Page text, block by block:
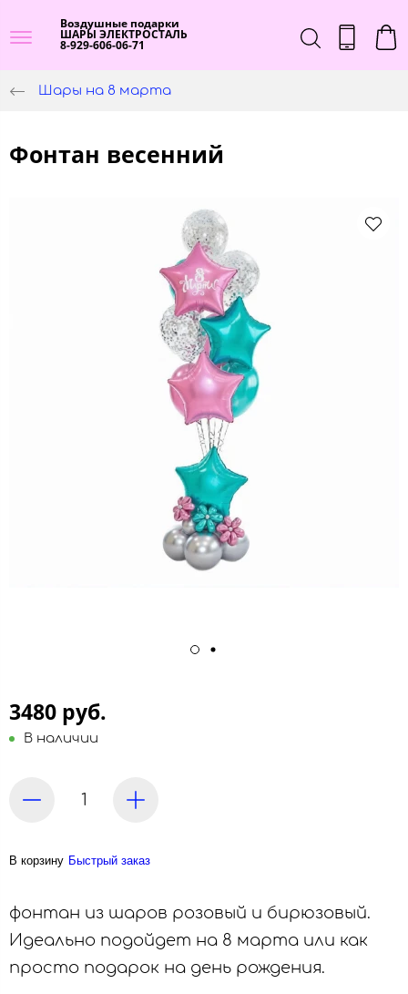
Воздушные подарки
ШАРЫ ЭЛЕКТРОСТАЛЬ
8-929-606-06-71
Шары на 8 марта
Фонтан весенний
3480 руб.
В наличии
В корзину Быстрый заказ
фонтан из шаров розовый и бирюзовый.
Идеально подойдет на 8 марта или как
просто подарок на день рождения.